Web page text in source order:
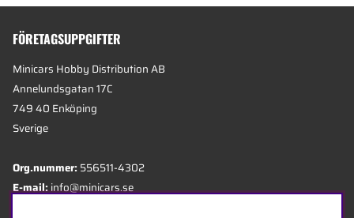
FÖRETAGSUPPGIFTER
Minicars Hobby Distribution AB
Annelundsgatan 17C
749 40 Enköping
Sverige
Org.nummer:556511-4302
E-mail:info@minicars.se